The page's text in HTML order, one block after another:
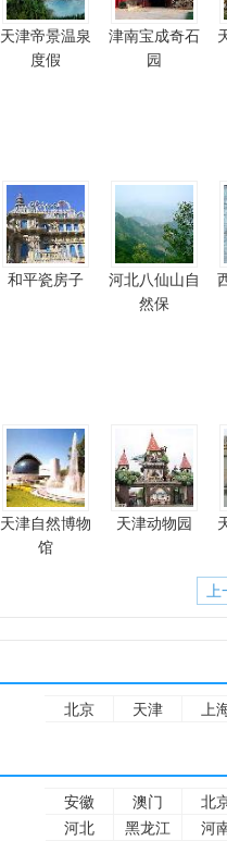
天津帝景温泉
度假
津南宝成奇石
园
和平瓷房子
河北八仙山自
然保
天津自然博物
馆
天津动物园
北京 天津 上
安徽 澳门
北
河北
黑龙江
河